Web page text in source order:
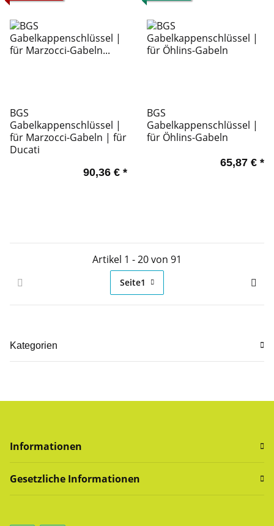
BGS
Gabelkappenschlüssel |
für Marzocci-Gabeln | für
Ducati
90,36 € *
BGS
Gabelkappenschlüssel |
für Öhlins-Gabeln
65,87 € *
Artikel 1 - 20 von 91
Seite1
Kategorien
Informationen
Gesetzliche Informationen